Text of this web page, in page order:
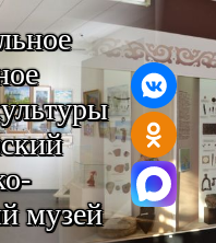
музей